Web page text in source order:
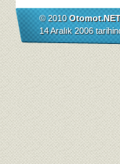
© 2010Otomot.NET
14 Aralık 2006